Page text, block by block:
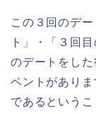
この３回のデ
ト」・「３回
のデートをし
ベントがあり
であるという